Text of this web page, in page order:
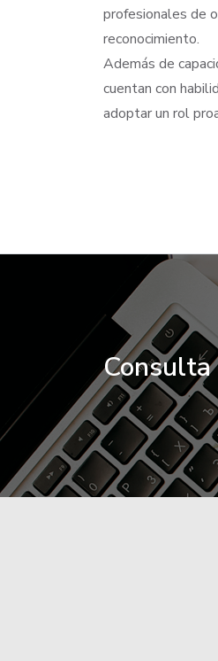
profesionales de
reconocimiento.
Además de
cuentan con
adoptar un rol